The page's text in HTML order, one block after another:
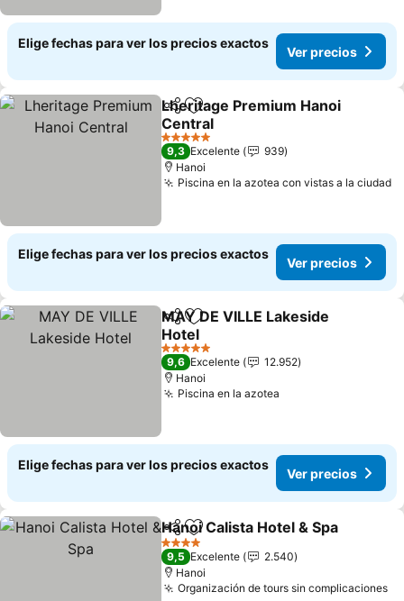
Elige fechas para ver los precios exactos
Ver precios
CompartirAgregar a favoritos
Lheritage Premium Hanoi
Central
Ver precios
5 Estrellas
9,3 Excelente
939
Hanoi
Piscina en la azotea con vistas a la ciudad
Elige fechas para ver los precios exactos
Ver precios
CompartirAgregar a favoritos
MAY DE VILLE Lakeside
Hotel
Ver precios
5 Estrellas
9,6 Excelente
12.952
Hanoi
Piscina en la azotea
Elige fechas para ver los precios exactos
Ver precios
CompartirAgregar a favoritos
Hanoi Calista Hotel & Spa
4 Estrellas
9,5 Excelente
2.540
Hanoi
Organización de tours sin complicaciones